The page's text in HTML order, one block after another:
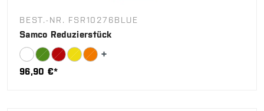
BEST.-NR. FSR10276BLUE
Samco Reduzierstück
96,90 €*